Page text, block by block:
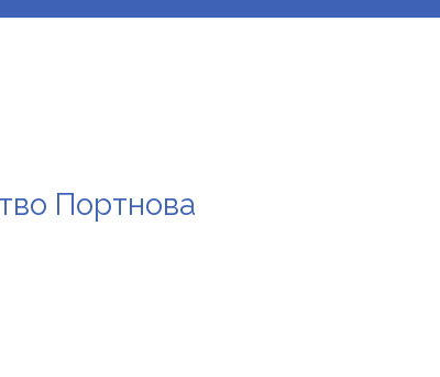
Портнова